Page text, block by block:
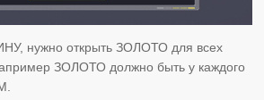
нужно открыть ЗОЛОТО для всех
ЗОЛОТО должно быть у каждого